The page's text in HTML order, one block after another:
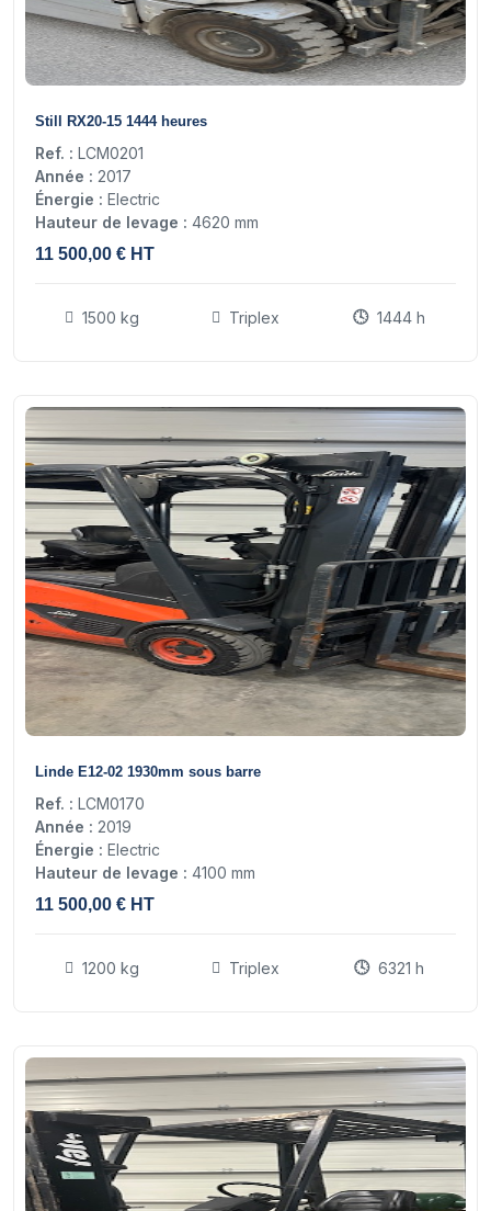
Still RX20-15 1444 heures
Ref. : LCM0201
Année : 2017
Énergie : Electric
Hauteur de levage : 4620 mm
11 500,00 € HT
1500 kg Triplex 1444 h
Linde E12-02 1930mm sous barre
Ref. : LCM0170
Année : 2019
Énergie : Electric
Hauteur de levage : 4100 mm
11 500,00 € HT
1200 kg Triplex 6321 h